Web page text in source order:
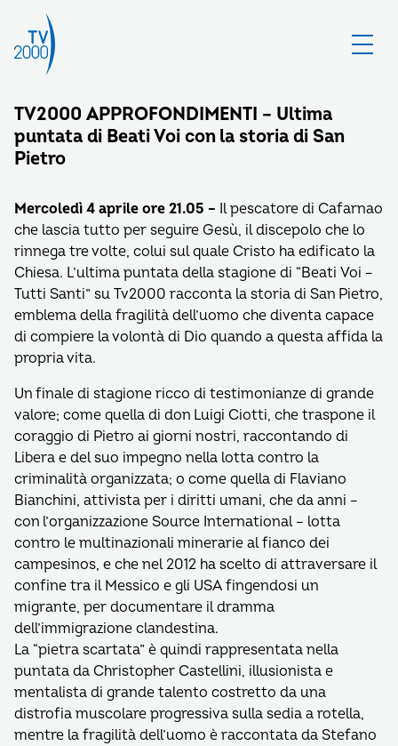
TV2000 APPROFONDIMENTI – Ultima
puntata di Beati Voi con la storia di San
Pietro
Mercoledì 4 aprile ore 21.05 – Il pescatore di Cafarnao
che lascia tutto per seguire Gesù, il discepolo che lo
rinnega tre volte, colui sul quale Cristo ha edificato la
Chiesa. L’ultima puntata della stagione di “Beati Voi –
Tutti Santi” su Tv2000 racconta la storia di San Pietro,
emblema della fragilità dell’uomo che diventa capace
di compiere la volontà di Dio quando a questa affida la
propria vita.
Un finale di stagione ricco di testimonianze di grande
valore; come quella di don Luigi Ciotti, che traspone il
coraggio di Pietro ai giorni nostri, raccontando di
Libera e del suo impegno nella lotta contro la
criminalità organizzata; o come quella di Flaviano
Bianchini, attivista per i diritti umani, che da anni –
con l’organizzazione Source International – lotta
contro le multinazionali minerarie al fianco dei
campesinos, e che nel 2012 ha scelto di attraversare il
confine tra il Messico e gli USA fingendosi un
migrante, per documentare il dramma
dell’immigrazione clandestina.
La “pietra scartata” è quindi rappresentata nella
puntata da Christopher Castellini, illusionista e
mentalista di grande talento costretto da una
distrofia muscolare progressiva sulla sedia a rotella,
mentre la fragilità dell’uomo è raccontata da Stefano